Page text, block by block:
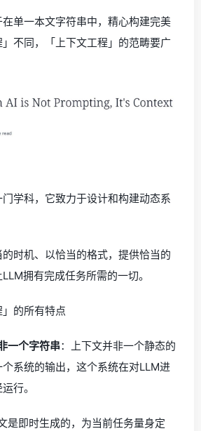
单一本文字符串中，精心构建完美
不同，「上下文工程」的范畴要广
门学科，它致力于设计和构建动态系
时机、以恰当的格式，提供恰当的
拥有完成任务所需的一切。
的所有特点
一个字符串：上下文并非一个静态的
系统的输出，这个系统在对LLM进
行。
是即时生成的，为当前任务量身定